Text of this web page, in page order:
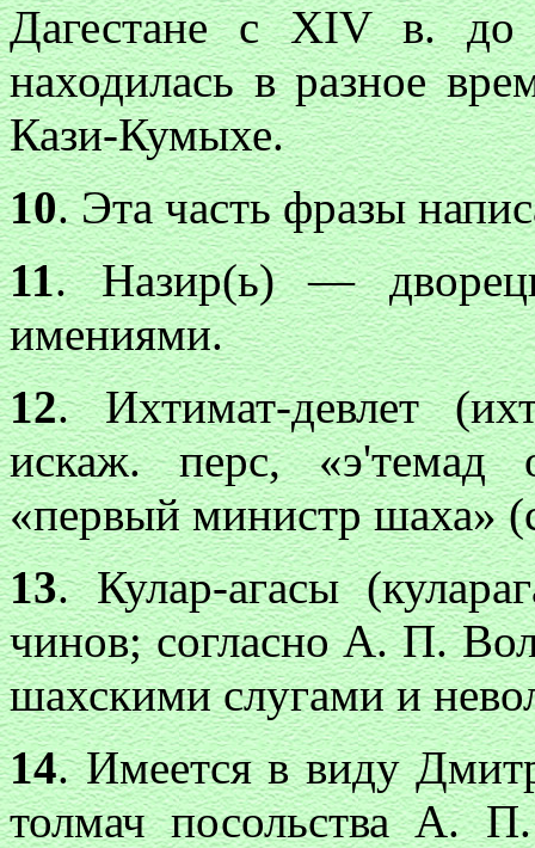
Дагестане с XIV в. до
находилась в разное
Кази-Кумыхе.
10. Эта часть фразы
11. Назир(ь) —
имениями.
12. Ихтимат-девлет
искаж. перс, «э'темад
«первый министр шаха»
13. Кулар-агасы
чинов; согласно А. П.
шахскими слугами и
14. Имеется в виду
толмач посольства А.